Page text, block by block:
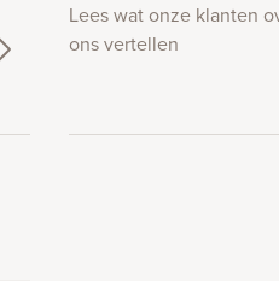
Lees wat onze klanten
ons vertellen